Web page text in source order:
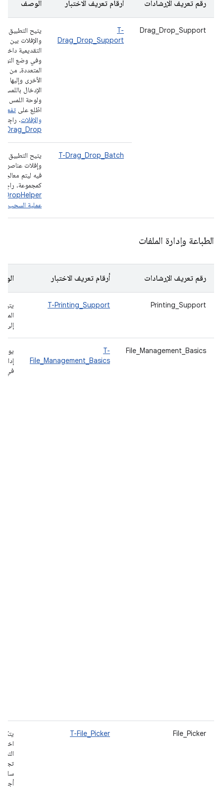
رقم تعريف الإرشادات أرقام تعريف الاختبار الوصف
Drag_Drop_Support
T-
Drag_Drop_Support
يتيح التطبيق
والإفلات بين
التقديمية داخل
وفي وضع
المتعددة، من
الأخرى وإليها
الإدخال باللمس
ولوحة اللمس
اطّلِع على
والإفلات. راجِع
T-Drag_Drop_Batch
يتيح التطبيق
وإفلات عناصر
فيه ليتم
كمجموعة. راجِع
عملية السحب
الطباعة وإدارة الملفات
رقم تعريف الإرشادات أرقام تعريف الاختبار
Printing_Support
T-Printing_Support
يتيح
إلى
File_Management_Basics
T-
File_Management_Basics
في
File_Picker
T-File_Picker